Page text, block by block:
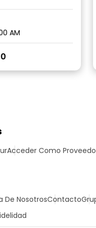
AM
Acceder Como
De NosotrosContacto